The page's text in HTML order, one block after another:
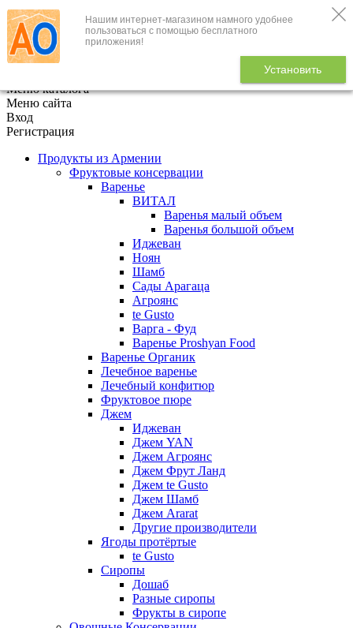
Нашим интернет-магазином намного удобнее
пользоваться с помощью бесплатного
приложения!
Установить
+7 (495) 646-888-1
В корзине
Меню каталога
Меню сайта
Вход
Регистрация
Продукты из Армении
Фруктовые консервации
Варенье
ВИТАЛ
Варенья малый объем
Варенья большой объем
Иджеван
Ноян
Шамб
Сады Арагаца
Агроянс
te Gusto
Варга - Фуд
Варенье Proshyan Food
Варенье Органик
Лечебное варенье
Лечебный конфитюр
Фруктовое пюре
Джем
Иджеван
Джем YAN
Джем Агроянс
Джем Фрут Ланд
Джем te Gusto
Джем Шамб
Джем Ararat
Другие производители
Ягоды протёртые
te Gusto
Сиропы
Дошаб
Разные сиропы
Фрукты в сиропе